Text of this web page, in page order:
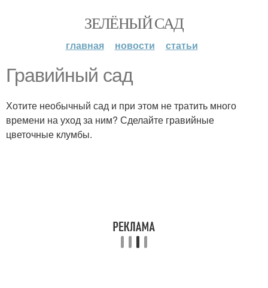
ЗЕЛЁНЫЙ САД
главная новости статьи
Гравийный сад
Хотите необычный сад и при этом не тратить много
времени на уход за ним? Сделайте гравийные
цветочные клумбы.